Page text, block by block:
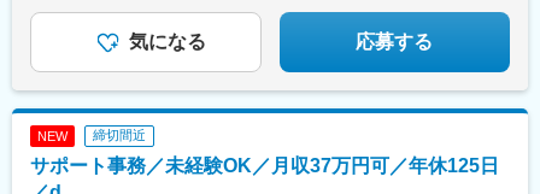
知山駅、綾部駅、篠山口駅、豊岡駅(兵庫県)、寺前駅、大阪阿部野
橋駅、ハーバーランド駅、瀬戸駅、和気駅、備前三門駅、津山
駅、茶屋町駅、倉敷駅、総社駅、新見駅、福山駅、笠岡駅、尾道
井駅、周防下郷駅、津和野駅、宇部新川駅、新下関駅、岡山駅、
新山口駅、博多駅、鳥取駅、倉吉駅、大田市駅、浜田駅、三次
駅、土橋駅(愛知県)、新神戸駅、新倉敷駅、西条駅(広島県)、清流
500万円程度～・社会人経験 15年：入社時年収 540万円程度～・
社会人経験 20年：入社時年収 590万円程度～・社会人経験 25
年：入社時年収 600万円程度～
気になる 応募する
NEW 締切間近
サポート事務／未経験OK／月収37万円可／年休125日